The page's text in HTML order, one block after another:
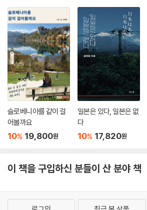
슬로베니아를 같이 걸
어볼까요
10% 19,800원
일본은 있다, 일본은 없
다
10% 17,820원
이 책을 구입하신 분들이 산 분야 책